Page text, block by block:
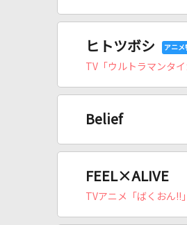
ヒトツボシ
TV「ウルトラマンタ
Belief
FEEL×ALIVE
TVアニメ「ばくおん!!